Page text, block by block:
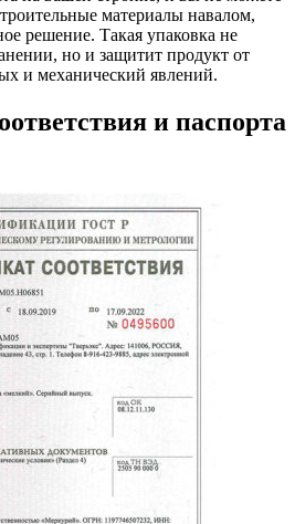
материалы навалом,
решение. Такая упаковка не
но и защитит продукт от
и механический явлений.
и паспорта